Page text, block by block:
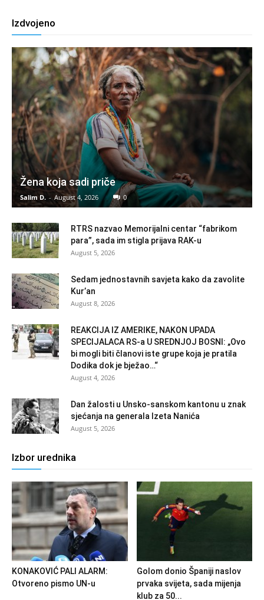
Izdvojeno
Žena koja sadi priče
Salim D. - August 4, 2026 0
RTRS nazvao Memorijalni centar “fabrikom
para”, sada im stigla prijava RAK-u
August 5, 2026
Sedam jednostavnih savjeta kako da zavolite
Kur’an
August 8, 2026
REAKCIJA IZ AMERIKE, NAKON UPADA
SPECIJALACA RS-a U SREDNJOJ BOSNI: „Ovo
bi mogli biti članovi iste grupe koja je pratila
Dodika dok je bježao…“
August 4, 2026
Dan žalosti u Unsko-sanskom kantonu u znak
sjećanja na generala Izeta Nanića
August 5, 2026
Izbor urednika
KONAKOVIĆ PALI ALARM:
Otvoreno pismo UN-u
Golom donio Španiji naslov
prvaka svijeta, sada mijenja
klub za 50...